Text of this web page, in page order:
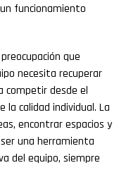
funcionamiento
que
necesita recuperar
competir desde el
calidad individual. La
encontrar espacios y
una herramienta
del equipo, siempre